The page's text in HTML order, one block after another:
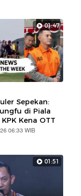
01:47
Sepekan:
di Piala
Kena OTT
06:33 WIB
01:51